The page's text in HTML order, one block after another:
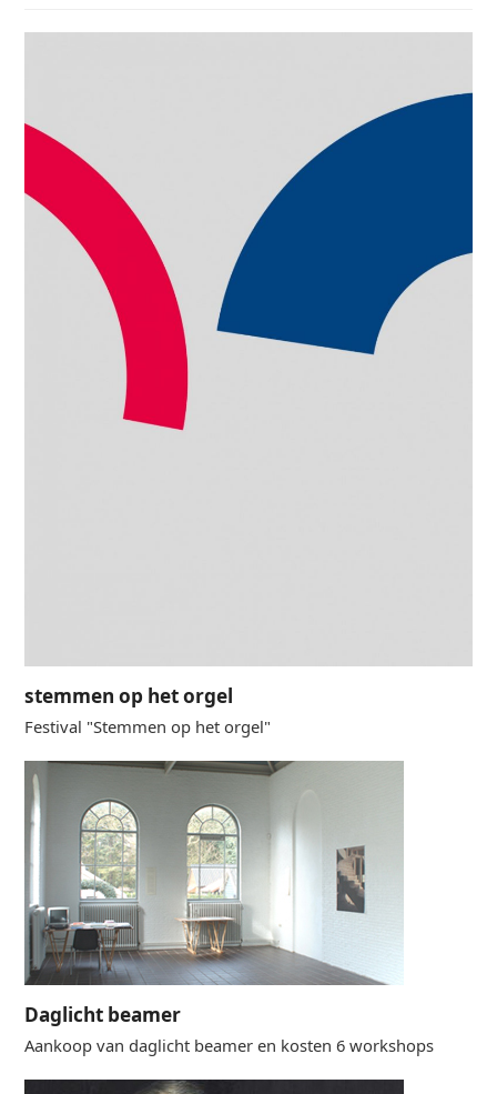
stemmen op het orgel
Festival "Stemmen op het orgel"
Daglicht beamer
Aankoop van daglicht beamer en kosten 6 workshops